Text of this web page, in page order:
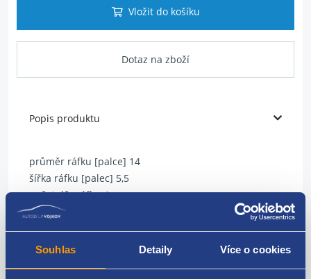
Souhlas Detaily Více o cookies
Vložit do košíku
Dotaz na zboží
Popis produktu
průměr ráfku [palce] 14
šířka ráfku [palec] 5,5
počet děr ráfku 4
průměr roztečné kružnice [mm] 100
zális kola (ET) 43
centrovací průměr [mm] 60